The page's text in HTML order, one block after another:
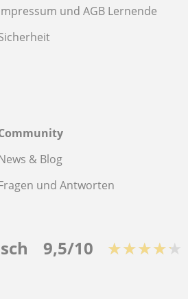
und AGB Lernende
& Blog
und Antworten
9,5/10 ★★★★★